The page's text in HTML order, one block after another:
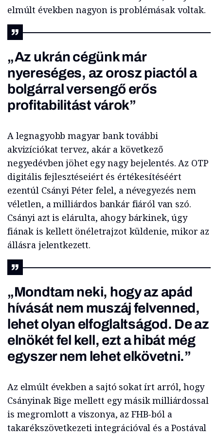
elmúlt években nagyon is problémásak voltak.
„Az ukrán cégünk már
nyereséges, az orosz piactól a
bolgárral versengő erős
profitabilitást várok”
A legnagyobb magyar bank további
akvizíciókat tervez, akár a következő
negyedévben jöhet egy nagy bejelentés. Az OTP
digitális fejlesztéseiért és értékesítéséért
ezentúl Csányi Péter felel, a névegyezés nem
véletlen, a milliárdos bankár fiáról van szó.
Csányi azt is elárulta, ahogy bárkinek, úgy
fiának is kellett önéletrajzot küldenie, mikor az
állásra jelentkezett.
„Mondtam neki, hogy az apád
hívását nem muszáj felvenned,
lehet olyan elfoglaltságod. De az
elnökét fel kell, ezt a hibát még
egyszer nem lehet elkövetni.”
Az elmúlt években a sajtó sokat írt arról, hogy
Csányinak Bige mellett egy másik milliárdossal
is megromlott a viszonya, az FHB-ból a
takarékszövetkezeti integrációval és a Postával